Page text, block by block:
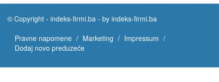
© Copyright - indeks-firmi.ba - by indeks-firmi.ba
Pravne napomene
Marketing
Impressum
Dodaj novo preduzeće